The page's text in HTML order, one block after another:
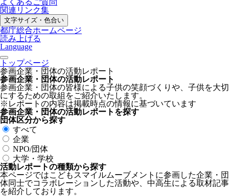
よくあるご質問
関連リンク集
文字サイズ・色合い
都庁総合ホームページ
読み上げる
Language
トップページ
参画企業・団体の活動レポート
参画企業・団体の活動レポート
参画企業・団体の皆様による子供の笑顔づくりや、子供を大切
にするための取組をご紹介いたします。
※レポートの内容は掲載時点の情報に基づいています
参画企業・団体の活動レポートを探す
団体区分から探す
すべて
企業
NPO/団体
大学・学校
活動レポートの種類から探す
本ページではこどもスマイルムーブメントに参画した企業・団
体同士でコラボレーションした活動や、中高生による取材記事
を紹介しております。